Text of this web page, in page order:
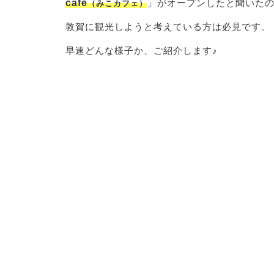
cafe（みこカフェ）」がオープンしたと聞いた
敦賀に観光しようと考えている方は必見です。
早速どんな様子か、ご紹介します♪